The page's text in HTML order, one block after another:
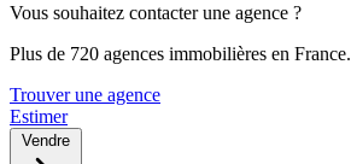
Vous souhaitez contacter une agence ?
Plus de 720 agences immobilières en France.
Trouver une agence
Estimer
Vendre